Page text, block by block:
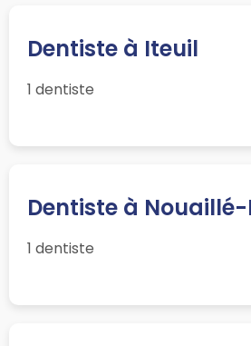
Dentiste à Iteuil
1 dentiste
Dentiste à
1 dentiste